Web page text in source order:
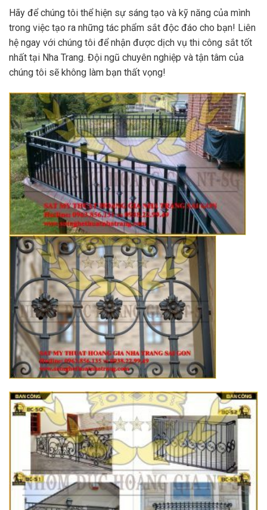
Hãy để chúng tôi thể hiện sự sáng tạo và kỹ năng của mình
trong việc tạo ra những tác phẩm sắt độc đáo cho bạn! Liên
hệ ngay với chúng tôi để nhận được dịch vụ thi công sắt tốt
nhất tại Nha Trang. Đội ngũ chuyên nghiệp và tận tâm của
chúng tôi sẽ không làm bạn thất vọng!